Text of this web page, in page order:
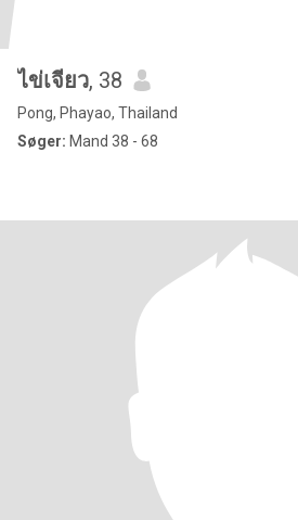
ไข่เจียว, 38
Pong, Phayao, Thailand
Søger: Mand 38 - 68